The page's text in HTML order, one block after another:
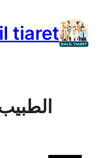
إلى
المحتوى
tiaret